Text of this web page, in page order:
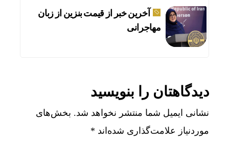
آخرین خبر از قیمت بنزین از زبان
مهاجرانی
دیدگاهتان را بنویسید
نشانی ایمیل شما منتشر نخواهد شد. بخش‌های
موردنیاز علامت‌گذاری شده‌اند *